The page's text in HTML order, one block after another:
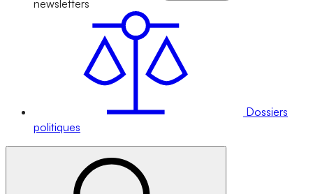
newsletters
Dossiers
politiques